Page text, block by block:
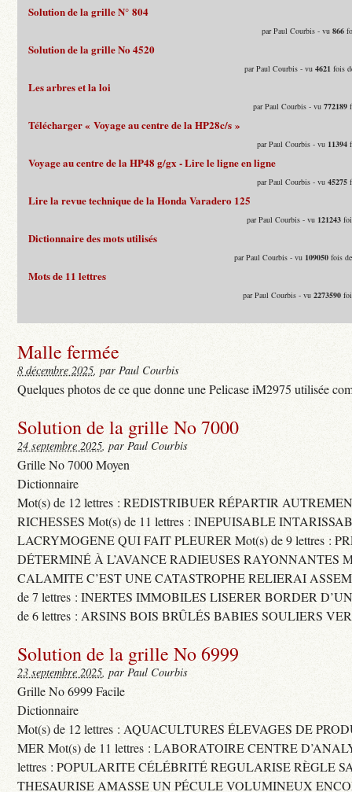
Solution de la grille N° 804
par Paul Courbis - vu866
Solution de la grille No 4520
par Paul Courbis - vu4621 fois
Les arbres et la loi
par Paul Courbis - vu772189
Télécharger « Voyage au centre de la HP28c/s »
par Paul Courbis - vu 11394
Voyage au centre de la HP48 g/gx - Lire le ligne en ligne
par Paul Courbis - vu45275
Lire la revue technique de la Honda Varadero 125
par Paul Courbis - vu 121243
Dictionnaire des mots utilisés
par Paul Courbis - vu 109050 fois
Mots de 11 lettres
par Paul Courbis - vu2273590
Malle fermée
8 décembre 2025, par Paul Courbis
Quelques photos de ce que donne une Pelicase iM2975 utilisée
Solution de la grille No 7000
24 septembre 2025, par Paul Courbis
Grille No 7000 Moyen
Dictionnaire
Mot(s) de 12 lettres : REDISTRIBUER RÉPARTIR
RICHESSES Mot(s) de 11 lettres : INEPUISABLE
LACRYMOGENE QUI FAIT PLEURER Mot(s) de 9 lettres :
DÉTERMINÉ À L’AVANCE RADIEUSES RAYONNANTES
CALAMITE C’EST UNE CATASTROPHE RELIERAI
de 7 lettres : INERTES IMMOBILES LISERER BORDER
de 6 lettres : ARSINS BOIS BRÛLÉS BABIES SOULIERS
Solution de la grille No 6999
23 septembre 2025, par Paul Courbis
Grille No 6999 Facile
Dictionnaire
Mot(s) de 12 lettres : AQUACULTURES ÉLEVAGES DE
MER Mot(s) de 11 lettres : LABORATOIRE CENTRE
lettres : POPULARITE CÉLÉBRITÉ REGULARISE RÈGLE
THESAURISE AMASSE UN PÉCULE VOLUMINEUX